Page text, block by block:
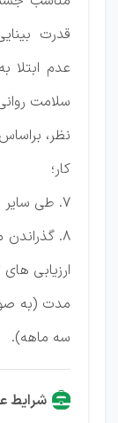
قدرت
عدم ابتلا
سلامت
نظر،
کار؛
7. طی سایر مراحل اداری؛
8.
ارزیابی
مدت (به
سه ماهه).
شرایط